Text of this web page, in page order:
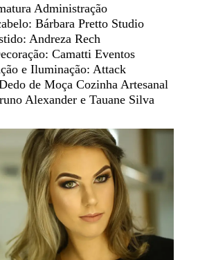
Administração
Bárbara Pretto Studio
Andreza Rech
Camatti Eventos
e Iluminação: Attack
de Moça Cozinha Artesanal
Alexander e Tauane Silva